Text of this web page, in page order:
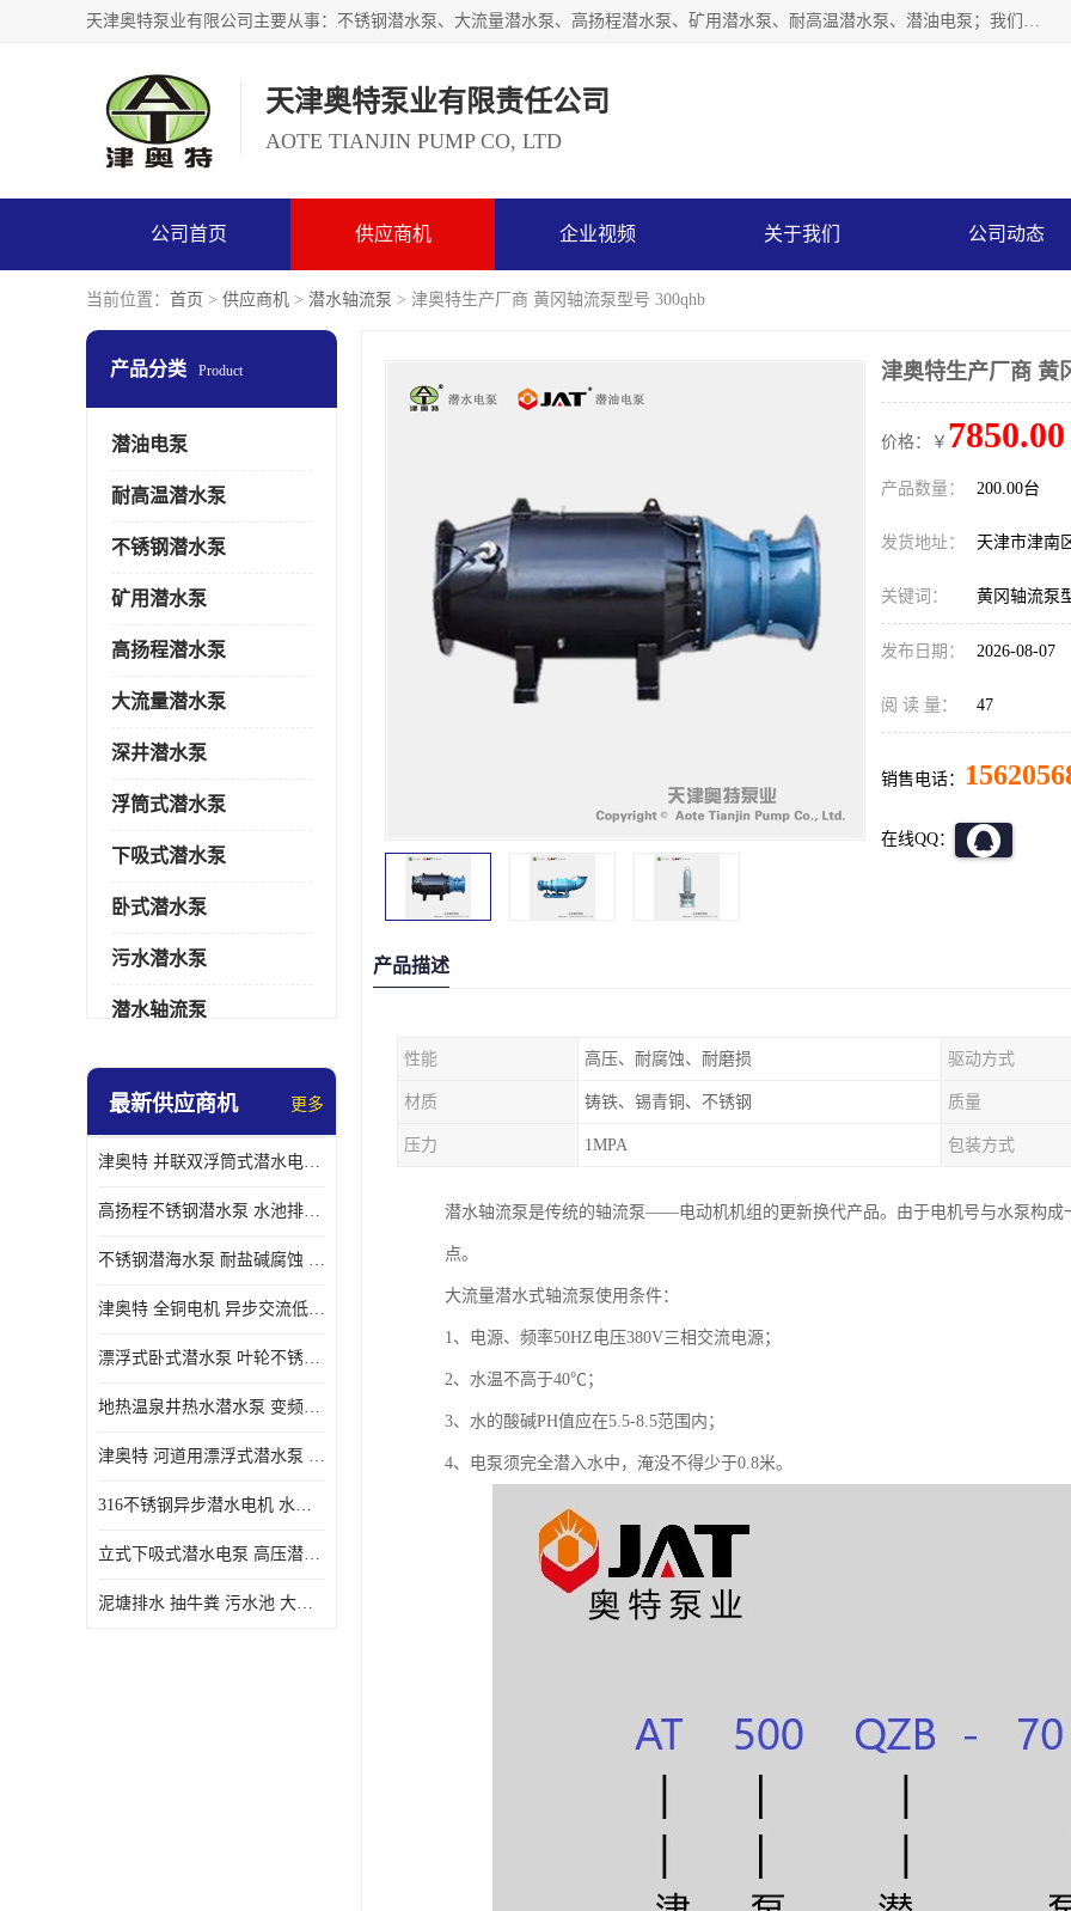
天津奥特泵业有限公司主要从事：不锈钢潜水泵、大流量潜水泵、高扬程潜水泵、矿用潜水泵、耐高温潜水泵、潜油电泵；我们以开发研制生产各种用途的水泵为主，历经十多年艰苦创业，已成为总资产达伍仟多万元，占地面积1万多平方米，年生产能力几百万（台）套，形成集设计研发、制造安装、技术服务于一体的现代规模型企业。
天津奥特泵业有限责任公司
AOTE TIANJIN PUMP CO, LTD
公司首页 供应商机 企业视频 关于我们 公司动态
当前位置： 首页 > 供应商机 > 潜水轴流泵 > 津奥特生产厂商 黄冈轴流泵型号 300qhb
产品分类 Product
潜油电泵
耐高温潜水泵
不锈钢潜水泵
矿用潜水泵
高扬程潜水泵
大流量潜水泵
深井潜水泵
浮筒式潜水泵
下吸式潜水泵
卧式潜水泵
污水潜水泵
潜水轴流泵
螺旋离心泵
控制柜
最新供应商机 更多
津奥特 并联双浮筒式潜水电泵 矿山抢险泵 大流量卧式安装 可提供定制
高扬程不锈钢潜水泵 水池排水 变频 井用潜水电泵供应 能耗低 工厂批发
不锈钢潜海水泵 耐盐碱腐蚀 大流量 立式卧式下吸式安装 厂家定制
津奥特 全铜电机 异步交流低压潜水电机 运行稳定售后质保 致电咨询
漂浮式卧式潜水泵 叶轮不锈钢材质 大流量 变频抽水泵 厂家质保售后
地热温泉井热水潜水泵 变频不锈钢 130直径油泵 高温深井泵 津奥特
津奥特 河道用漂浮式潜水泵 不锈钢泵轴 大口径大流量 产品可定制
316不锈钢异步潜水电机 水冷式 可连续运行 定制功率电压 奥特泵业
立式下吸式潜水电泵 高压潜水排沙泵 大功率 深水施工作业 型号可定制
泥塘排水 抽牛粪 污水池 大口径潜水螺旋离心泵 材质特征 奥特泵业
津奥特生产厂商 黄
价格：￥ 7850.00
产品数量： 200.00台
发货地址： 天津市津
关键词： 黄冈轴流泵
发布日期： 2026-08-07
阅 读 量： 47
销售电话：
在线QQ：
产品描述
性能 高压、耐腐蚀、耐磨损 驱动方式
材质 铸铁、锡青铜、不锈钢 质量
压力 1MPA 包装方式
潜水轴流泵是传统的轴流泵——电动机机组的更新换代产品。由于电机号与水泵构成
点。
大流量潜水式轴流泵使用条件：
1、电源、频率50HZ电压380V三相交流电源；
2、水温不高于40℃；
3、水的酸碱PH值应在5.5-8.5范围内；
4、电泵须完全潜入水中，淹没不得少于0.8米。